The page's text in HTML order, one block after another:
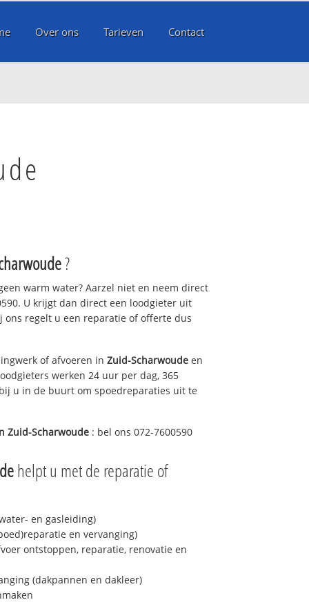
Over ons Tarieven Contact
?
warm water? Aarzel niet en neem direct
U krijgt dan direct een loodgieter uit
ons regelt u een reparatie of offerte dus
of afvoeren in Zuid-Scharwoude en
werken 24 uur per dag, 365
u in de buurt om spoedreparaties uit te
Zuid-Scharwoude : bel ons 072-7600590
helpt u met de reparatie of
en gasleiding)
en vervanging)
ontstoppen, reparatie, renovatie en
(dakpannen en dakleer)